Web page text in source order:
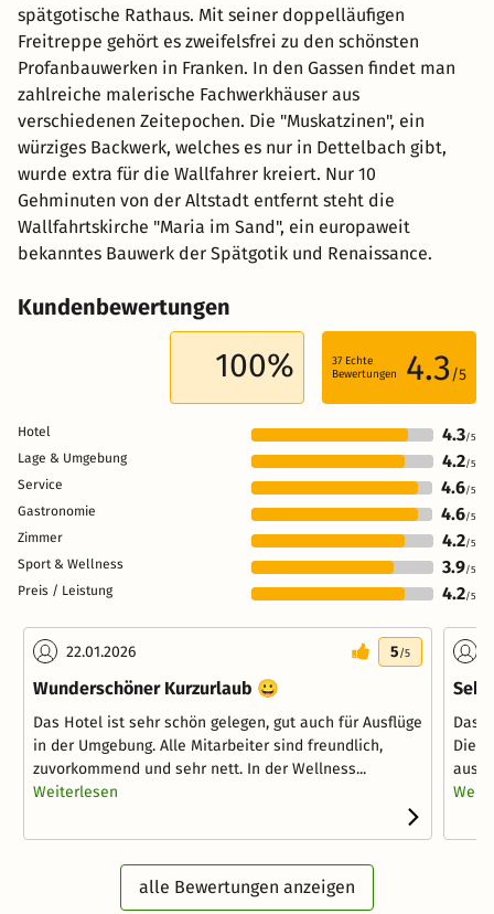
spätgotische Rathaus. Mit seiner doppelläufigen
Freitreppe gehört es zweifelsfrei zu den schönsten
Profanbauwerken in Franken. In den Gassen findet man
zahlreiche malerische Fachwerkhäuser aus
verschiedenen Zeitepochen. Die "Muskatzinen", ein
würziges Backwerk, welches es nur in Dettelbach gibt,
wurde extra für die Wallfahrer kreiert. Nur 10
Gehminuten von der Altstadt entfernt steht die
Wallfahrtskirche "Maria im Sand", ein europaweit
bekanntes Bauwerk der Spätgotik und Renaissance.
Kundenbewertungen
100% 37 Echte
Bewertungen
4.3/5
Hotel 4.3/5
Lage & Umgebung 4.2/5
Service 4.6/5
Gastronomie 4.6/5
Zimmer 4.2/5
Sport & Wellness 3.9/5
Preis / Leistung 4.2/5
22.01.2026 5/5
Wunderschöner Kurzurlaub 😀
Das Hotel ist sehr schön gelegen, gut auch für Ausflüge
in der Umgebung. Alle Mitarbeiter sind freundlich,
zuvorkommend und sehr nett. In der Wellness...
Weiterlesen
Das
Die
alle Bewertungen anzeigen